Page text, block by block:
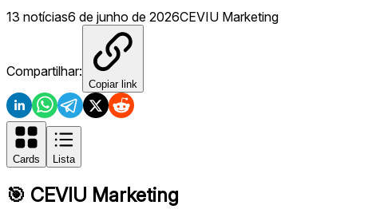
13 notícias6 de junho de 2026CEVIU Marketing
Compartilhar:
Copiar link
Cards Lista
🎯 CEVIU Marketing